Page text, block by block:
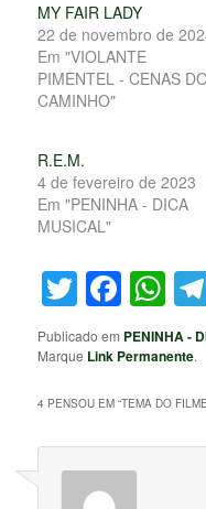
MY FAIR LADY
22 de novembro de
Em "VIOLANTE
PIMENTEL - CENAS
CAMINHO"
R.E.M.
4 de fevereiro de 2023
Em "PENINHA - DICA
MUSICAL"
Twitter
Publicado em PENINHA -
Marque Link Permanente.
4 PENSOU EM “TEMA DO